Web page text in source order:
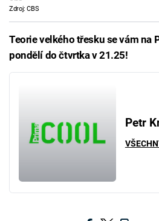
Zdroj: CBS
Teorie velkého třesku se vám na
pondělí do čtvrtka v 21.25!
Petr